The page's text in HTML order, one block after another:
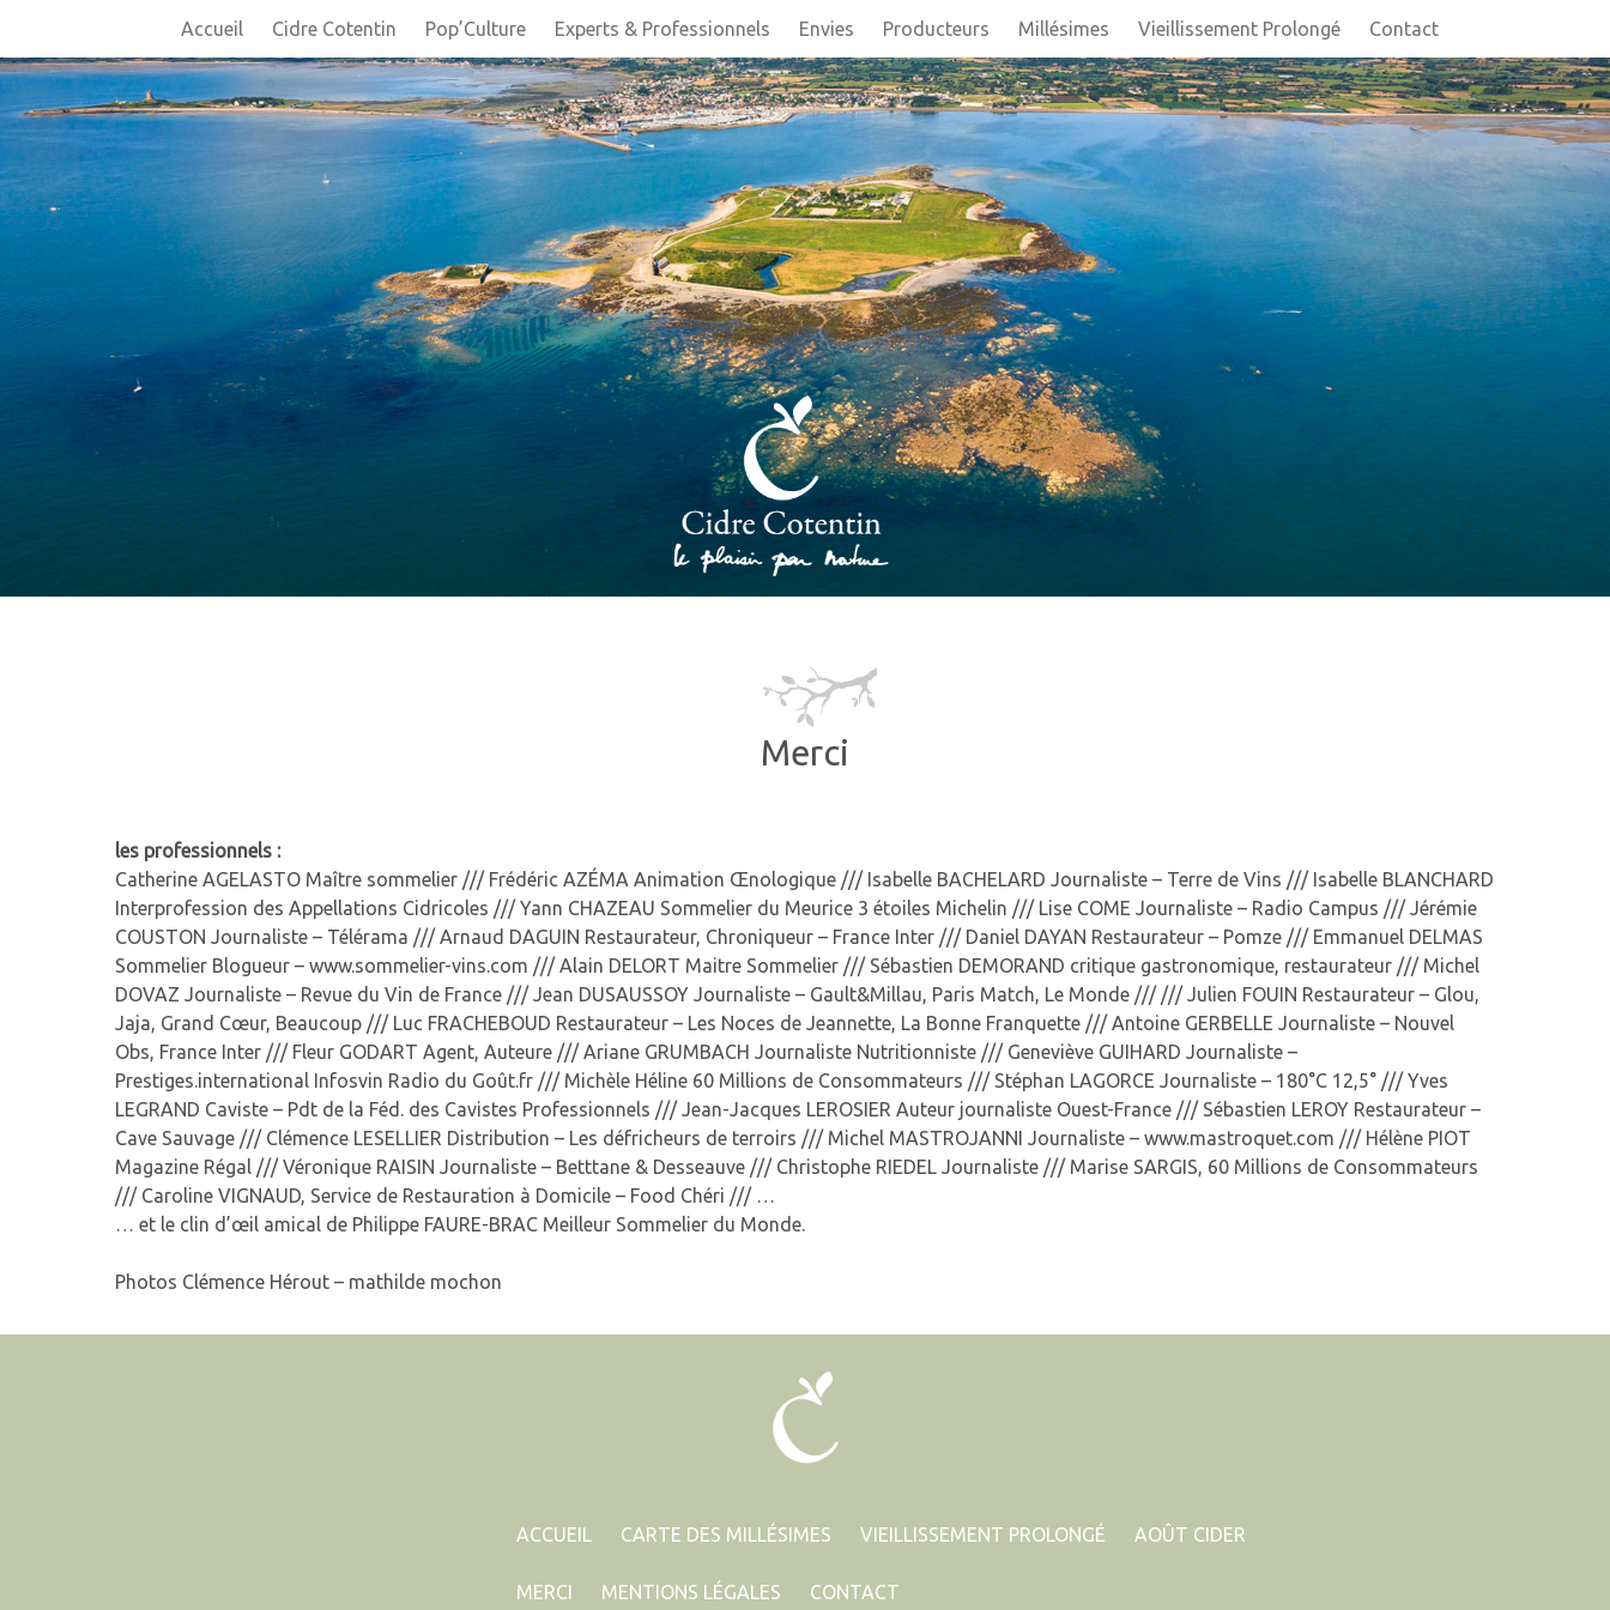
Accueil Cidre Cotentin Pop’Culture Experts & Professionnels Envies Producteurs Millésimes Vieillissement Prolongé Contact
Merci
les professionnels :
Catherine AGELASTO Maître sommelier /// Frédéric AZÉMA Animation Œnologique /// Isabelle BACHELARD Journaliste – Terre de Vins /// Isabelle BLANCHARD
Interprofession des Appellations Cidricoles /// Yann CHAZEAU Sommelier du Meurice 3 étoiles Michelin /// Lise COME Journaliste – Radio Campus /// Jérémie
COUSTON Journaliste – Télérama /// Arnaud DAGUIN Restaurateur, Chroniqueur – France Inter /// Daniel DAYAN Restaurateur – Pomze /// Emmanuel DELMAS
Sommelier Blogueur – www.sommelier-vins.com /// Alain DELORT Maitre Sommelier /// Sébastien DEMORAND critique gastronomique, restaurateur /// Michel
DOVAZ Journaliste – Revue du Vin de France /// Jean DUSAUSSOY Journaliste – Gault&Millau, Paris Match, Le Monde /// /// Julien FOUIN Restaurateur – Glou,
Jaja, Grand Cœur, Beaucoup /// Luc FRACHEBOUD Restaurateur – Les Noces de Jeannette, La Bonne Franquette /// Antoine GERBELLE Journaliste – Nouvel
Obs, France Inter /// Fleur GODART Agent, Auteure /// Ariane GRUMBACH Journaliste Nutritionniste /// Geneviève GUIHARD Journaliste –
Prestiges.international Infosvin Radio du Goût.fr /// Michèle Héline 60 Millions de Consommateurs /// Stéphan LAGORCE Journaliste – 180°C 12,5° /// Yves
LEGRAND Caviste – Pdt de la Féd. des Cavistes Professionnels /// Jean-Jacques LEROSIER Auteur journaliste Ouest-France /// Sébastien LEROY Restaurateur –
Cave Sauvage /// Clémence LESELLIER Distribution – Les défricheurs de terroirs /// Michel MASTROJANNI Journaliste – www.mastroquet.com /// Hélène PIOT
Magazine Régal /// Véronique RAISIN Journaliste – Betttane & Desseauve /// Christophe RIEDEL Journaliste /// Marise SARGIS, 60 Millions de Consommateurs
/// Caroline VIGNAUD, Service de Restauration à Domicile – Food Chéri /// …
… et le clin d’œil amical de Philippe FAURE-BRAC Meilleur Sommelier du Monde.
Photos Clémence Hérout – mathilde mochon
ACCUEIL CARTE DES MILLÉSIMES VIEILLISSEMENT PROLONGÉ AOÛT CIDER
MERCI MENTIONS LÉGALES CONTACT